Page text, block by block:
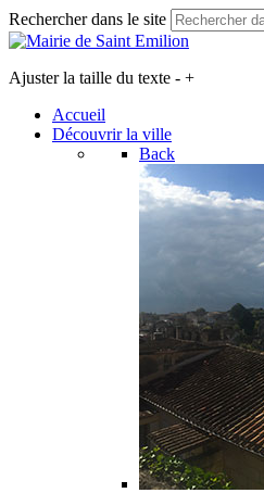
Rechercher dans le site
Ajuster la taille du texte - +
Accueil
Découvrir la ville
Back